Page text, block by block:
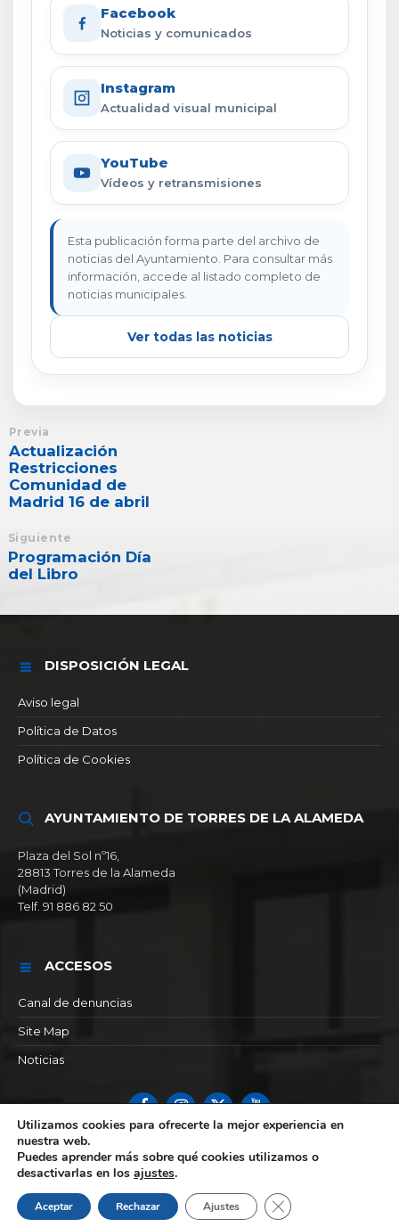
Facebook
Noticias y comunicados
Instagram
Actualidad visual municipal
YouTube
Vídeos y retransmisiones
Esta publicación forma parte del archivo de
noticias del Ayuntamiento. Para consultar más
información, accede al listado completo de
noticias municipales.
Ver todas las noticias
Previa
Actualización
Restricciones
Comunidad de
Madrid 16 de abril
Siguiente
Programación Día
del Libro
DISPOSICIÓN LEGAL
Aviso legal
Política de Datos
Política de Cookies
AYUNTAMIENTO DE TORRES DE LA ALAMEDA
Plaza del Sol nº16,
28813 Torres de la Alameda
(Madrid)
Telf. 91 886 82 50
ACCESOS
Canal de denuncias
Site Map
Noticias
FacebookInstagram
X YouTube
Utilizamos cookies para ofrecerte la mejor experiencia en
nuestra web.
Puedes aprender más sobre qué cookies utilizamos o
desactivarlas en los ajustes.
Aceptar Rechazar Ajustes Cerrar el banner de